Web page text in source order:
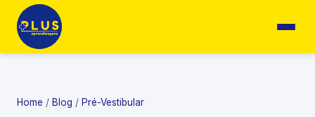
Home / Blog / Pré-Vestibular